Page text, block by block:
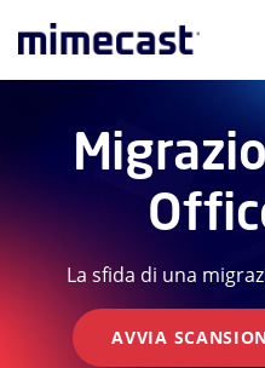
La sfida di una
AVVIA